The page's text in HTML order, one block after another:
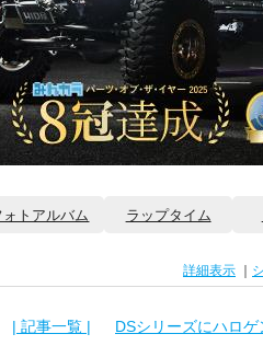
ォトアルバム ラップタイム
詳細表示
| 記事一覧 | DSシリーズにハロ